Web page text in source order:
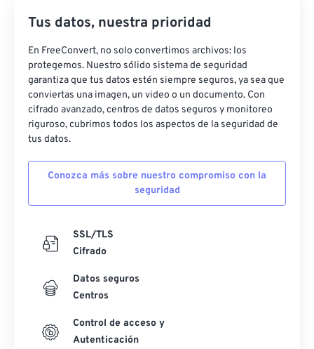
Tus datos, nuestra prioridad
En FreeConvert, no solo convertimos archivos: los
protegemos. Nuestro sólido sistema de seguridad
garantiza que tus datos estén siempre seguros, ya sea que
conviertas una imagen, un video o un documento. Con
cifrado avanzado, centros de datos seguros y monitoreo
riguroso, cubrimos todos los aspectos de la seguridad de
tus datos.
Conozca más sobre nuestro compromiso con la
seguridad
SSL/TLS
Cifrado
Datos seguros
Centros
Control de acceso y
Autenticación